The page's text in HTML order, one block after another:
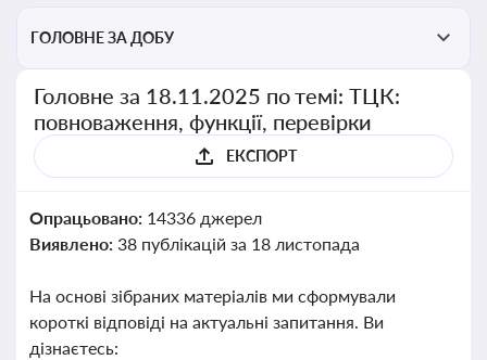
ГОЛОВНЕ ЗА ДОБУ
Головне за 18.11.2025 по темі: ТЦК:
повноваження, функції, перевірки
ЕКСПОРТ
Опрацьовано: 14336 джерел
Виявлено: 38 публікацій за 18 листопада
На основі зібраних матеріалів ми сформували
короткі відповіді на актуальні запитання. Ви
дізнаєтесь: